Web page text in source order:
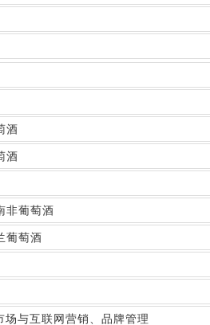
酒
酒
非葡萄酒
葡萄酒
场与互联网营销、品牌管理